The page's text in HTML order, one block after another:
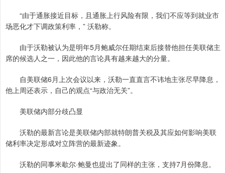
“由于通胀接近目标，且通胀上行风险有限，我们不应等到就业市
场恶化才下调政策利率，” 沃勒称。
由于沃勒被认为是明年5月鲍威尔任期结束后接替他担任美联储主
席的候选人之一，因此他的言论具有越来越大的分量。
自美联储6月上次会议以来，沃勒一直直言不讳地主张尽早降息，
他上周还表示，自己的观点“与政治无关”。
美联储内部分歧凸显
沃勒的最新言论是美联储内部就特朗普关税及其应如何影响美联
储利率决定形成对立阵营的最新迹象。
沃勒的同事米歇尔·鲍曼也提出了同样的主张，支持7月份降息。